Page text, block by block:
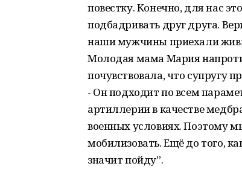
повестку. Конечно, для нас
подбадривать друг друга.
наши мужчины приехали
Молодая мама Мария
почувствовала, что супругу
- Он подходит по всем
артиллерии в качестве
военных условиях. Поэтому
мобилизовать. Ещё до того,
значит пойду”.